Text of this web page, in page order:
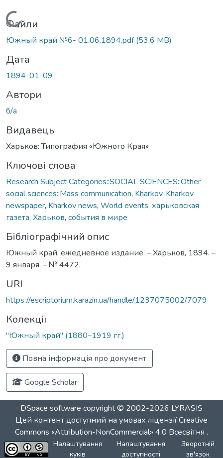
Вантажиться...
Файли
Южный край №6- 01.06.1894.pdf(53,6 MB)
Дата
1894-01-09
Автори
б/а
Видавець
Харьков: Типография «Южного Края»
Ключові слова
Research Subject Categories::SOCIAL SCIENCES::Other
social sciences::Mass communication, Kharkov, Kharkov
newspaper, Kharkov news, World events, харьковская
газета, Харьков, события в мире
Бібліографічний опис
Южный край: ежедневное издание. – Харьков, 1894. –
9 января. – № 4472.
URI
https://escriptorium.karazin.ua/handle/1237075002/7079
Колекції
"Южный край" (1880–1919 гг.)
Повна інформація про документ
Google Scholar
DSpace software copyright © 2002-2026 LYRASIS
Цей контент доступний на умовах ліцензіїCreative
Commons «Attribution-NonCommercial» 4.0 Всесвітня .
Налаштування
куків
Налаштування
доступності
Зворотній
зв'язок